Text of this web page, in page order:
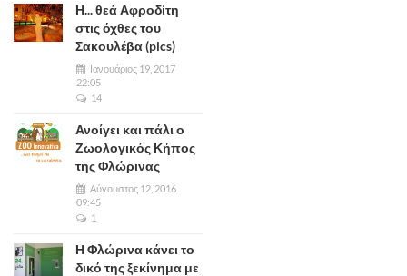
Η... θεά Αφροδίτη
στις όχθες του
Σακουλέβα (pics)
Ιανουάριος 19, 2017
22:05
14
Ανοίγει και πάλι ο
Ζωολογικός Κήπος
της Φλώρινας
Αύγουστος 12, 2016
09:45
1
Η Φλώρινα κάνει το
δικό της ξεκίνημα με